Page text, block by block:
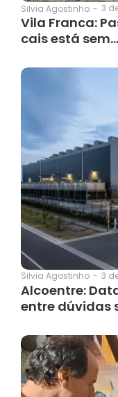
Silvia Agostinho - 3
Vila Franca:
cais está sem…
Silvia Agostinho - 3
Alcoentre:
entre dúvidas